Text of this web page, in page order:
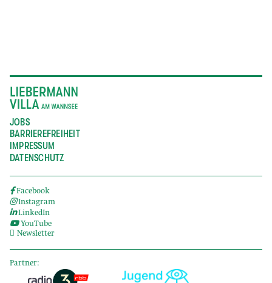
JOBS
BARRIEREFREIHEIT
IMPRESSUM
DATENSCHUTZ
Facebook
Instagram
LinkedIn
YouTube
Newsletter
Partner: